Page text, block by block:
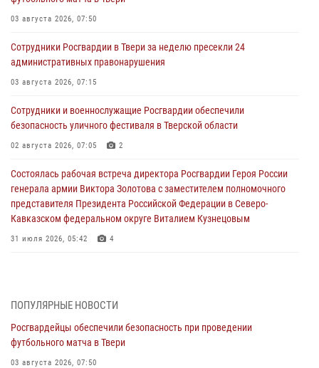
03 августа 2026, 07:50
Сотрудники Росгвардии в Твери за неделю пресекли 24
административных правонарушения
03 августа 2026, 07:15
Сотрудники и военнослужащие Росгвардии обеспечили
безопасность уличного фестиваля в Тверской области
02 августа 2026, 07:05 2
Состоялась рабочая встреча директора Росгвардии Героя России
генерала армии Виктора Золотова с заместителем полномочного
представителя Президента Российской Федерации в Северо-
Кавказском федеральном округе Виталием Кузнецовым
31 июля 2026, 05:42 4
28 июля 2026, 11:30 2
Сотрудники вневедомственной охраны совершили 250 выездов и
пресекли 20 правонарушений за неделю в Тверской области
27 июля 2026, 08:29
ПОПУЛЯРНЫЕ НОВОСТИ
Росгвардейцы обеспечили безопасность при проведении
футбольного матча в Твери
03 августа 2026, 07:50